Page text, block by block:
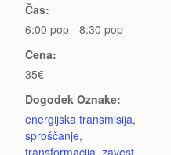
Čas:
6:00 pop - 8:30 pop
Cena:
35€
Dogodek Oznake:
energijska transmisija,
sproščanje,